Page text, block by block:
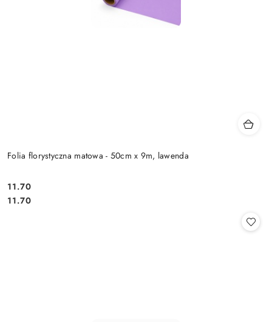
Folia florystyczna matowa - 50cm x 9m, lawenda
Cena:
11.70
Cena:
11.70